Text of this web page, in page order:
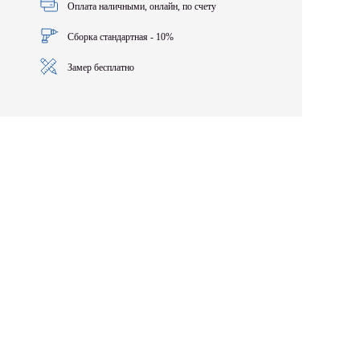
Оплата наличными, онлайн, по счету
Сборка стандартная - 10%
Замер бесплатно